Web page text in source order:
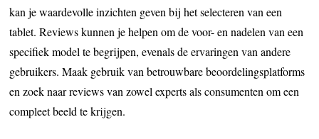
kan je waardevolle inzichten geven bij het selecteren van een
tablet. Reviews kunnen je helpen om de voor- en nadelen van een
specifiek model te begrijpen, evenals de ervaringen van andere
gebruikers. Maak gebruik van betrouwbare beoordelingsplatforms
en zoek naar reviews van zowel experts als consumenten om een
compleet beeld te krijgen.